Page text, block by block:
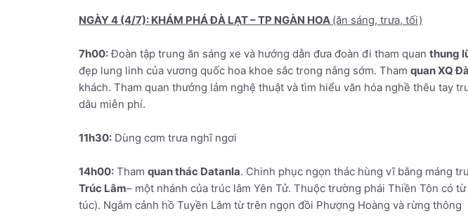
NGÀY 4 (4/7): KHÁM PHÁ ĐÀ LẠT – TP NGÀN HOA (ăn sáng, trưa, tối)
7h00:Đoàn tập trung ăn sáng xe và hướng dẫn đưa đoàn đi tham quan thung
đẹp lung linh của vương quốc hoa khoe sắc trong nắng sớm. Tham quan XQ
khách. Tham quan thưởng lảm nghệ thuật và tìm hiểu văn hóa nghề thêu tay
dâu miễn phí.
11h30: Dùng cơm trưa nghĩ ngơi
14h00: Tham quan thác Datanla. Chinh phục ngọn thác hùng vĩ bằng máng
Trúc Lâm– một nhánh của trúc lâm Yên Tử. Thuộc trường phái Thiền Tôn có
túc). Ngắm cảnh hồ Tuyền Lâm từ trên ngọn đồi Phượng Hoàng và rừng